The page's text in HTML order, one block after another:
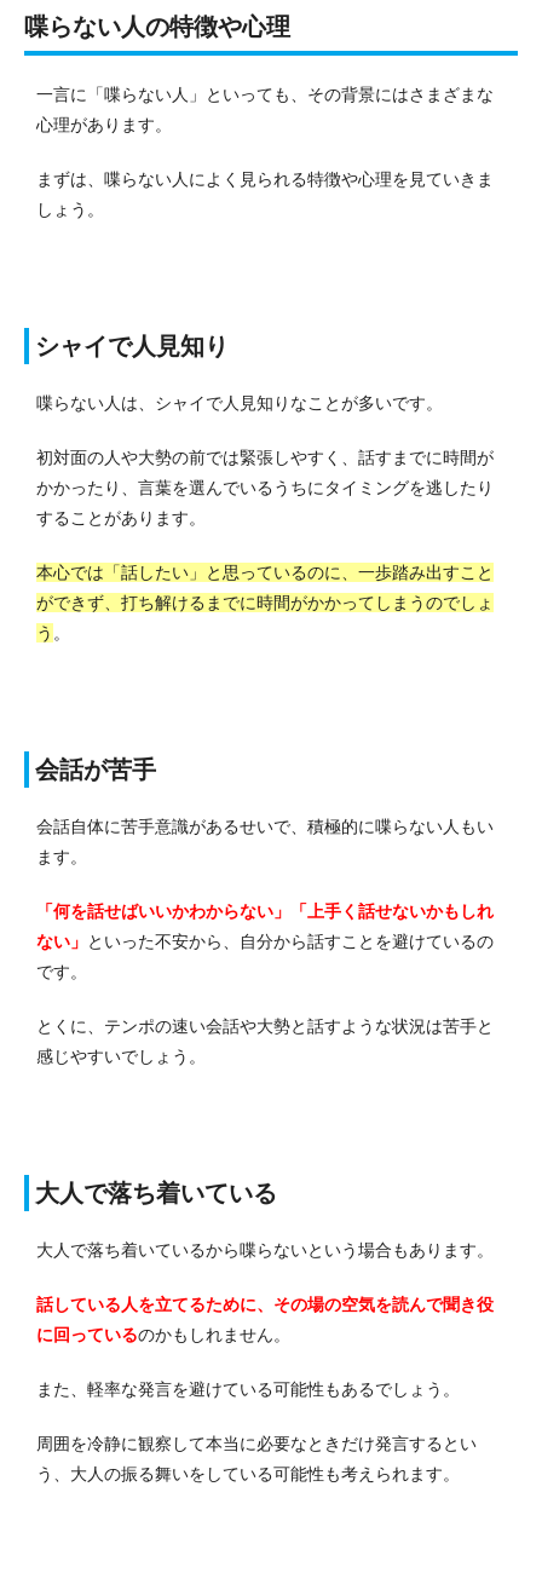
喋らない人の特徴や心理
一言に「喋らない人」といっても、その背景にはさまざまな
心理があります。
まずは、喋らない人によく見られる特徴や心理を見ていきま
しょう。
シャイで人見知り
喋らない人は、シャイで人見知りなことが多いです。
初対面の人や大勢の前では緊張しやすく、話すまでに時間が
かかったり、言葉を選んでいるうちにタイミングを逃したり
することがあります。
本心では「話したい」と思っているのに、一歩踏み出すこと
ができず、打ち解けるまでに時間がかかってしまうのでしょ
う 。
会話が苦手
会話自体に苦手意識があるせいで、積極的に喋らない人もい
ます。
「何を話せばいいかわからない」「上手く話せないかもしれ
ない」 といった不安から、自分から話すことを避けているの
です。
とくに、テンポの速い会話や大勢と話すような状況は苦手と
感じやすいでしょう。
大人で落ち着いている
大人で落ち着いているから喋らないという場合もあります。
話している人を立てるために、その場の空気を読んで聞き役
に回っているのかもしれません。
また、軽率な発言を避けている可能性もあるでしょう。
周囲を冷静に観察して本当に必要なときだけ発言するとい
う、大人の振る舞いをしている可能性も考えられます。